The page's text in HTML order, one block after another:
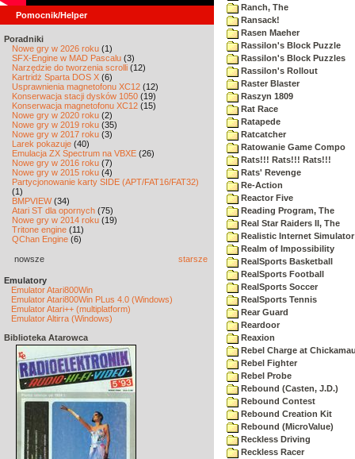
Pomocnik/Helper
Poradniki
Nowe gry w 2026 roku (1)
SFX-Engine w MAD Pascalu (3)
Narzędzie do tworzenia scrolli (12)
Kartridż Sparta DOS X (6)
Usprawnienia magnetofonu XC12 (12)
Konserwacja stacji dysków 1050 (19)
Konserwacja magnetofonu XC12 (15)
Nowe gry w 2020 roku (2)
Nowe gry w 2019 roku (35)
Nowe gry w 2017 roku (3)
Larek pokazuje (40)
Emulacja ZX Spectrum na VBXE (26)
Nowe gry w 2016 roku (7)
Nowe gry w 2015 roku (4)
Partycjonowanie karty SIDE (APT/FAT16/FAT32)
(1)
BMPVIEW(34)
Atari ST dla opornych (75)
Nowe gry w 2014 roku (19)
Tritone engine (11)
QChan Engine (6)
nowsze starsze
Emulatory
Emulator Atari800Win
Emulator Atari800Win PLus 4.0 (Windows)
Emulator Atari++ (multiplatform)
Emulator Altirra (Windows)
Biblioteka Atarowca
Ranch, The
Ransack!
Rasen Maeher
Rassilon's Block Puzzle
Rassilon's Block Puzzles
Rassilon's Rollout
Raster Blaster
Raszyn 1809
Rat Race
Ratapede
Ratcatcher
Ratowanie Game Compo
Rats!!! Rats!!! Rats!!!
Rats' Revenge
Re-Action
Reactor Five
Reading Program, The
Real Star Raiders II, The
Realistic Internet Simulator
Realm of Impossibility
RealSports Basketball
RealSports Football
RealSports Soccer
RealSports Tennis
Rear Guard
Reardoor
Reaxion
Rebel Charge at
Rebel Fighter
Rebel Probe
Rebound (Casten, J.D.)
Rebound Contest
Rebound Creation Kit
Rebound (MicroValue)
Reckless Driving
Reckless Racer